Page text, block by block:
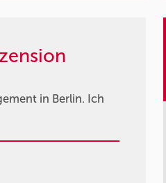
in Berlin. Ich